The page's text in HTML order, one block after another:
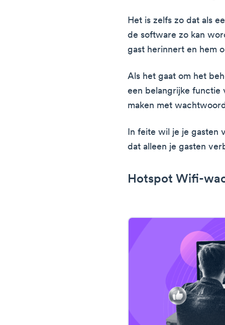
Het is zelfs zo dat als
de software zo kan
gast herinnert en hem
Als het gaat om het
een belangrijke functie
maken met
In feite wil je je gasten
dat alleen je gasten
Hotspot Wifi-